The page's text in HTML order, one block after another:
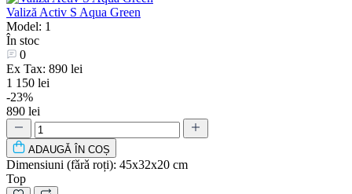
Valiză Activ S Aqua Green
Model: 1
În stoc
0
Ex Tax: 890 lei
1 150 lei
-23%
890 lei
ADAUGǍ ÎN COȘ
Dimensiuni (fǎrǎ roți): 45х32х20 cm
Top